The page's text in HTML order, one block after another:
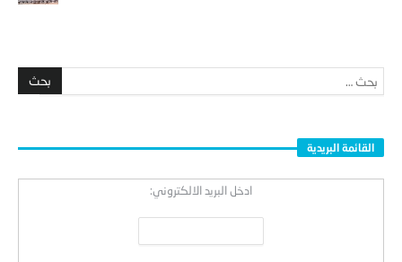
القائمة البريدية
ادخل البريد الالكتروني: